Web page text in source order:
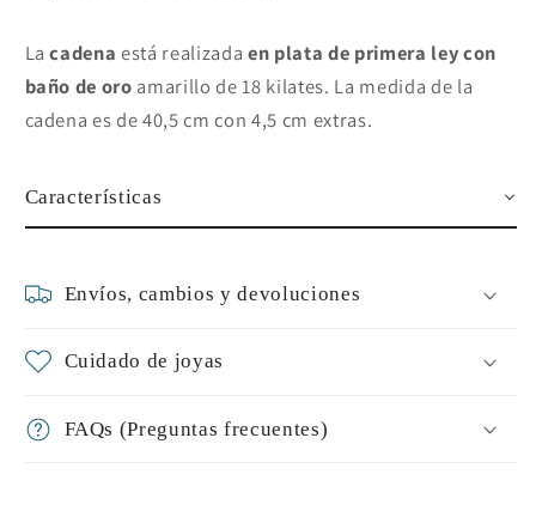
Lacadena está realizadaen plata de primera ley con
baño de oro amarillo de 18 kilates. La medida de la
cadena es de 40,5 cm con 4,5 cm extras.
Características
Envíos, cambios y devoluciones
Cuidado de joyas
FAQs (Preguntas frecuentes)